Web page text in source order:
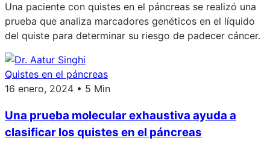
Una paciente con quistes en el páncreas se realizó una
prueba que analiza marcadores genéticos en el líquido
del quiste para determinar su riesgo de padecer cáncer.
Quistes en el páncreas
16 enero, 2024 • 5 Min
Una prueba molecular exhaustiva ayuda a
clasificar los quistes en el páncreas